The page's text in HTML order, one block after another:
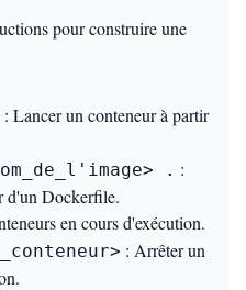
pour construire une
: Lancer un conteneur à partir
. :
d'un Dockerfile.
en cours d'exécution.
: Arrêter un